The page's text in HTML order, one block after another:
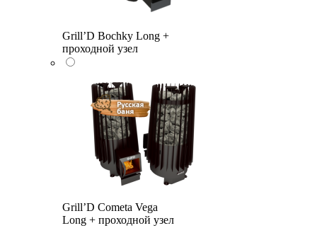
Grill’D Bochky Long +
проходной узел
Grill’D Cometa Vega
Long + проходной узел